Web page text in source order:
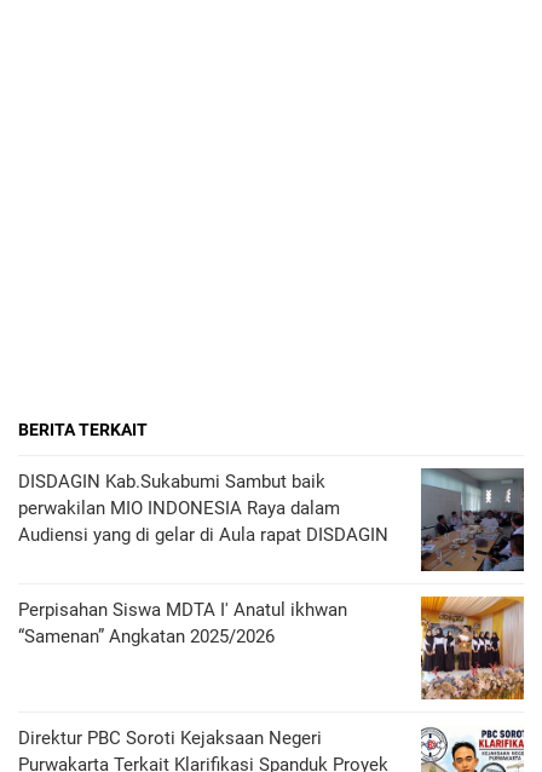
BERITA TERKAIT
DISDAGIN Kab.Sukabumi Sambut baik
perwakilan MIO INDONESIA Raya dalam
Audiensi yang di gelar di Aula rapat DISDAGIN
Perpisahan Siswa MDTA I' Anatul ikhwan
“Samenan” Angkatan 2025/2026
Direktur PBC Soroti Kejaksaan Negeri
Purwakarta Terkait Klarifikasi Spanduk Proyek